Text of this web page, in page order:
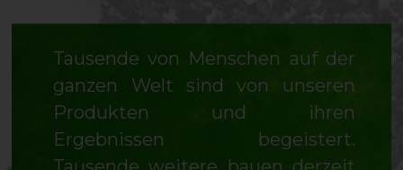
Tausende von Menschen auf der
ganzen Welt sind von unseren
Produkten und ihren
Ergebnissen begeistert.